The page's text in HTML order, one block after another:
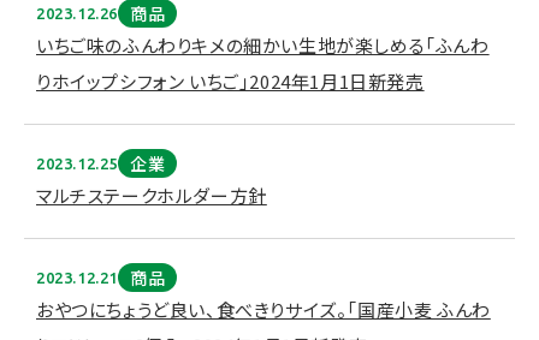
2023.12.26 商品
いちご味のふんわりキメの細かい生地が楽しめる「ふんわ
りホイップシフォン いちご」2024年1月1日新発売
2023.12.25 企業
マルチステークホルダー方針
2023.12.21 商品
おやつにちょうど良い、食べきりサイズ。「国産小麦 ふんわ